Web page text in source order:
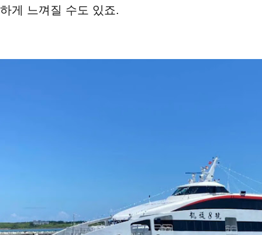
하게 느껴질 수도 있죠.